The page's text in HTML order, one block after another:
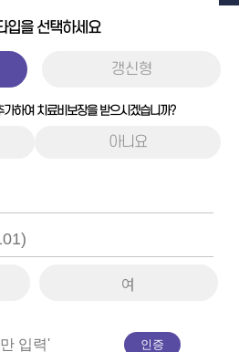
입을 선택하세요
갱신형
하여 치료비보장을 받으시겠습니까?
아니요
여
인증